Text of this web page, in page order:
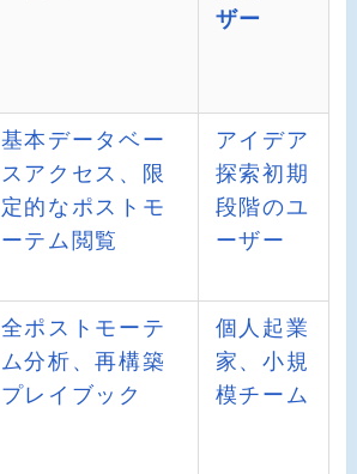
ザー
基本データベー
スアクセス、限
定的なポストモ
ーテム閲覧
アイデア
探索初期
段階のユ
ーザー
全ポストモーテ
ム分析、再構築
プレイブック
個人起業
家、小規
模チーム